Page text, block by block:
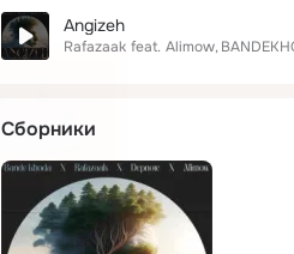
Angizeh
Rafazaak feat. Alimow
Сборники